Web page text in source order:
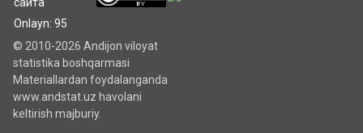
Onlayn: 95
© 2010-2026 Andijon viloyat
statistika boshqarmasi
Materiallardan foydalanganda
www.andstat.uz havolani
keltirish majburiy.